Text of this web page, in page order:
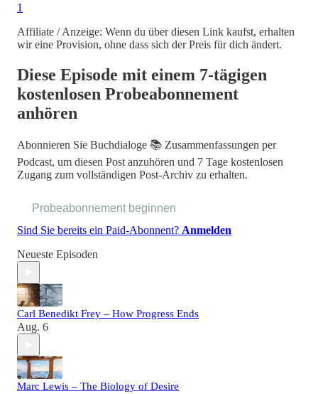
1
Affiliate / Anzeige: Wenn du über diesen Link kaufst, erhalten
wir eine Provision, ohne dass sich der Preis für dich ändert.
Diese Episode mit einem 7-tägigen
kostenlosen Probeabonnement
anhören
Abonnieren Sie Buchdialoge 📚 Zusammenfassungen per
Podcast, um diesen Post anzuhören und 7 Tage kostenlosen
Zugang zum vollständigen Post-Archiv zu erhalten.
Probeabonnement beginnen
Sind Sie bereits ein Paid-Abonnent? Anmelden
Neueste Episoden
Carl Benedikt Frey – How Progress Ends
Aug. 6
Marc Lewis – The Biology of Desire